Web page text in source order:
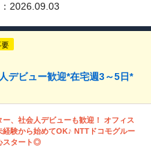
2026.09.03
要
デビュー歓迎*在宅週3～5日*
ー、社会人デビューも歓迎！ オフィス
経験から始めてOK♪ NTTドコモグルー
スタート◎